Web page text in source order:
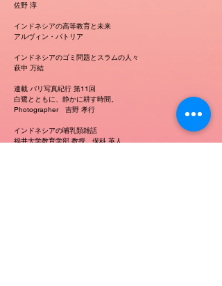
佐野 淳
インドネシアの高等教育と未来
アルヴィン・パトリア
インドネシアのゴミ問題とスラムの人々
萩中 万結
連載 バリ写真紀行 第11回
白鷺とともに、静かに耕す時間。
Photographer 吉野 孝行
インドネシアの哺乳類雑話
福井大学教育学部 教授 保科 英人